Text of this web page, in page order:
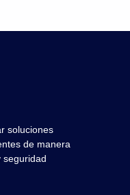
soluciones
de manera
seguridad